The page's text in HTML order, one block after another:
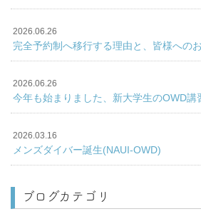
2026.06.26
完全予約制へ移行する理由と、皆様への
2026.06.26
今年も始まりました、新大学生のOWD講
2026.03.16
メンズダイバー誕生(NAUI-OWD)
ブログカテゴリ